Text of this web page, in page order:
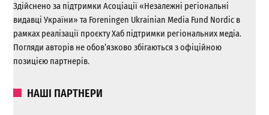
Здійснено за підтримки Асоціації «Незалежні регіональні
видавці України» та Foreningen Ukrainian Media Fund Nordic в
рамках реалізації проєкту Хаб підтримки регіональних медіа.
Погляди авторів не обов’язково збігаються з офіційною
позицією партнерів.
НАШІ ПАРТНЕРИ